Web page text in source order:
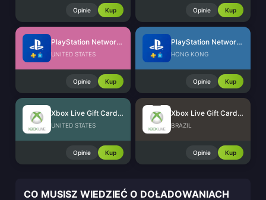
Opinie Kup Opinie Kup
PlayStation Network Card (US)
UNITED STATES
Opinie Kup
PlayStation Network Card (HK)
HONG KONG
Opinie Kup
Xbox Live Gift Card (US)
UNITED STATES
Opinie Kup
Xbox Live Gift Card (BR)
BRAZIL
Opinie Kup
CO MUSISZ WIEDZIEĆ O DOŁADOWANIACH